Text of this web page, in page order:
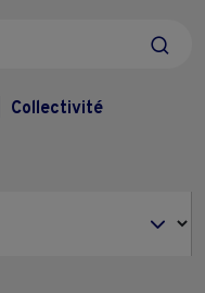
Collectivité